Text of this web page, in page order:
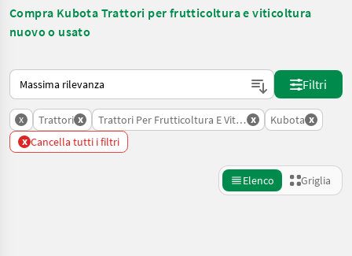
Compra Kubota Trattori per frutticoltura e viticoltura
nuovo o usato
Ecco come viene ordinato su Landwirt.com
Filtri
x Trattori x Trattori Per Frutticoltura E Viticoltura
x Kubota x
x Cancella tutti i filtri
Elenco Griglia